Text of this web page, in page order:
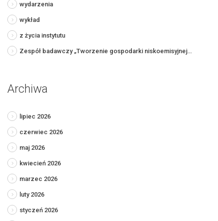
wydarzenia
wykład
z życia instytutu
Zespół badawczy „Tworzenie gospodarki niskoemisyjnej…
Archiwa
lipiec 2026
czerwiec 2026
maj 2026
kwiecień 2026
marzec 2026
luty 2026
styczeń 2026